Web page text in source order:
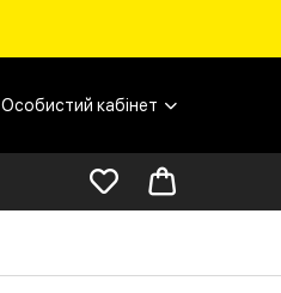
Особистий кабінет